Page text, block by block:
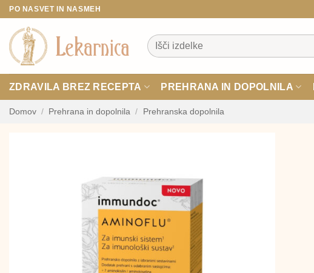
Skoči
vsebino
PO NASVET IN NASMEH
Išči:
ZDRAVILA BREZ RECEPTA PREHRANA IN DOPOLNILA
Domov / Prehrana in dopolnila / Prehranska dopolnila